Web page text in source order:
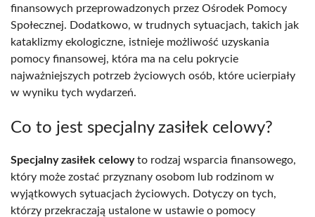
finansowych przeprowadzonych przez Ośrodek Pomocy
Społecznej. Dodatkowo, w trudnych sytuacjach, takich jak
kataklizmy ekologiczne, istnieje możliwość uzyskania
pomocy finansowej, która ma na celu pokrycie
najważniejszych potrzeb życiowych osób, które ucierpiały
w wyniku tych wydarzeń.
Co to jest specjalny zasiłek celowy?
Specjalny zasiłek celowyto rodzaj wsparcia finansowego,
który może zostać przyznany osobom lub rodzinom w
wyjątkowych sytuacjach życiowych. Dotyczy on tych,
którzy przekraczają ustalone w ustawie o pomocy